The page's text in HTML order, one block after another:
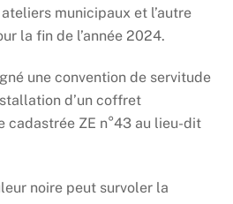
municipaux et l’autre
la fin de l’année 2024.
une convention de servitude
d’un coffret
cadastrée ZE n°43 au lieu-dit
noire peut survoler la